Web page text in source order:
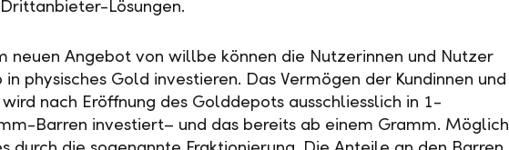
Drittanbieter-Lösungen.
neuen Angebot von willbe können die Nutzerinnen und Nutzer
in physisches Gold investieren. Das Vermögen der Kundinnen und
wird nach Eröffnung des Golddepots ausschliesslich in 1-
Barren investiert– und das bereits ab einem Gramm. Möglich